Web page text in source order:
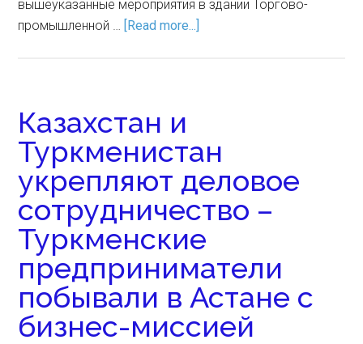
вышеуказанные мероприятия в здании Торгово-
промышленной … [Read more...]
Казахстан и
Туркменистан
укрепляют деловое
сотрудничество –
Туркменские
предприниматели
побывали в Астане с
бизнес-миссией